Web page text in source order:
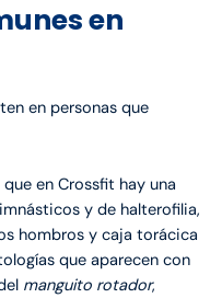
en
en personas que
en Crossfit hay una
y de halterofilia,
hombros y caja torácica
que aparecen con
manguito rotador,